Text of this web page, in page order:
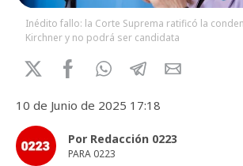
Inédito fallo: la Corte Suprema ratificó la
Kirchner y no podrá ser candidata
10 de Junio de 2025 17:18
Por Redacción 0223
PARA 0223